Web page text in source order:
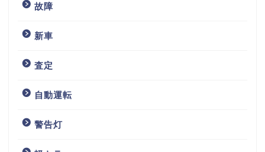
故障
新車
査定
自動運転
警告灯